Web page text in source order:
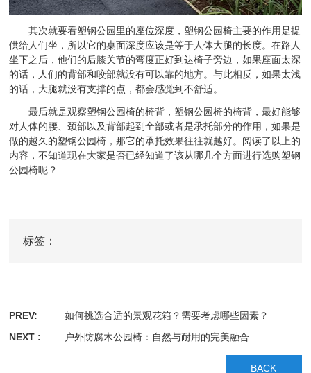
其次就要看塑钢公园里的座位深度，塑钢公园椅主要的作用是提
供给人们坐，所以它的桌面深度应该是等于人体大腿的长度。在路人
坐下之后，他们的后膝关节的弯度正好到达椅子旁边，如果座面太深
的话，人们的背部和咬部就没有可以靠的地方。与此相反，如果太浅
的话，大腿就没有支撑的点，都会感觉到不舒适。
最后就是观察塑钢公园椅的椅背，塑钢公园椅的椅背，最好能够
对人体的腰、颈部以及背部起到全部或者是承托部分的作用，如果是
做的越久的塑钢公园椅，那它的承托效果往往就越好。阅读了以上的
内容，不知道现在大家是否已经知道了该从哪几个方面进行选购塑钢
公园椅呢？
标签：
PREV:
如何挑选合适的景观花箱？需要考虑哪些因素？
NEXT :
户外防腐木公园椅：自然与耐用的完美融合
BACK